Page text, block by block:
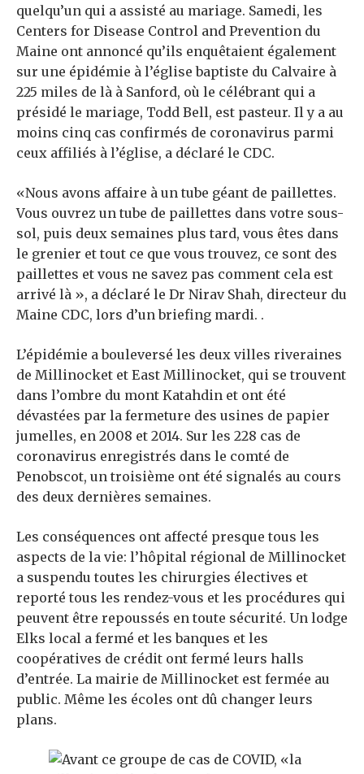
quelqu’un qui a assisté au mariage. Samedi, les
Centers for Disease Control and Prevention du
Maine ont annoncé qu’ils enquêtaient également
sur une épidémie à l’église baptiste du Calvaire à
225 miles de là à Sanford, où le célébrant qui a
présidé le mariage, Todd Bell, est pasteur. Il y a au
moins cinq cas confirmés de coronavirus parmi
ceux affiliés à l’église, a déclaré le CDC.
«Nous avons affaire à un tube géant de paillettes.
Vous ouvrez un tube de paillettes dans votre sous-
sol, puis deux semaines plus tard, vous êtes dans
le grenier et tout ce que vous trouvez, ce sont des
paillettes et vous ne savez pas comment cela est
arrivé là », a déclaré le Dr Nirav Shah, directeur du
Maine CDC, lors d’un briefing mardi. .
L’épidémie a bouleversé les deux villes riveraines
de Millinocket et East Millinocket, qui se trouvent
dans l’ombre du mont Katahdin et ont été
dévastées par la fermeture des usines de papier
jumelles, en 2008 et 2014. Sur les 228 cas de
coronavirus enregistrés dans le comté de
Penobscot, un troisième ont été signalés au cours
des deux dernières semaines.
Les conséquences ont affecté presque tous les
aspects de la vie: l’hôpital régional de Millinocket
a suspendu toutes les chirurgies électives et
reporté tous les rendez-vous et les procédures qui
peuvent être repoussés en toute sécurité. Un lodge
Elks local a fermé et les banques et les
coopératives de crédit ont fermé leurs halls
d’entrée. La mairie de Millinocket est fermée au
public. Même les écoles ont dû changer leurs
plans.